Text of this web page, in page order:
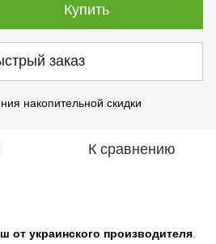
Купить
заказ
накопительной скидки
К сравнению
от украинского производителя